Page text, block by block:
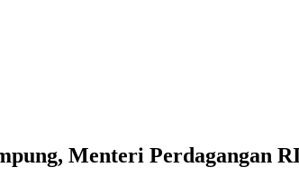
Menteri Perdagangan